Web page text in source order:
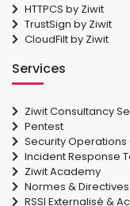
HTTPCS by Ziwit
TrustSign by Ziwit
CloudFilt by Ziwit
Services
Ziwit Consultancy
Pentest
Security Operations
Incident Response
Ziwit Academy
Normes & Directives
RSSI Externalisé &